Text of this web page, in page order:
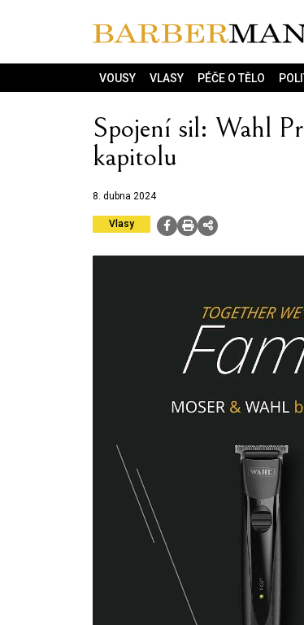
VOUSY VLASY PÉČE O TĚLO
Spojení sil: Wahl
kapitolu
8. dubna 2024
Vlasy